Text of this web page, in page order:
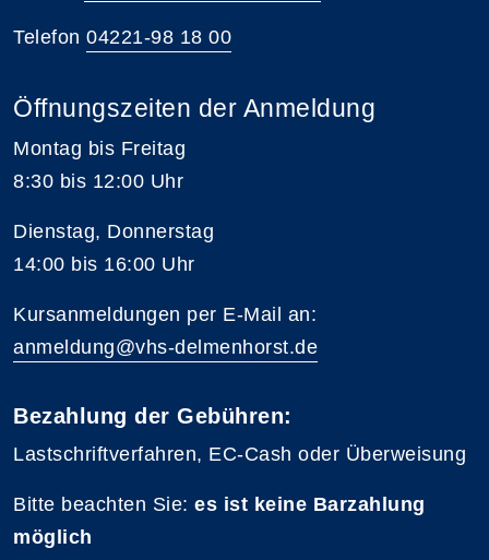
Telefon 04221-98 18 00
Öffnungszeiten der Anmeldung
Montag bis Freitag
8:30 bis 12:00 Uhr
Dienstag, Donnerstag
14:00 bis 16:00 Uhr
Kursanmeldungen per E-Mail an:
anmeldung@vhs-delmenhorst.de
Bezahlung der Gebühren:
Lastschriftverfahren, EC-Cash oder Überweisung
Bitte beachten Sie: es ist keine Barzahlung
möglich